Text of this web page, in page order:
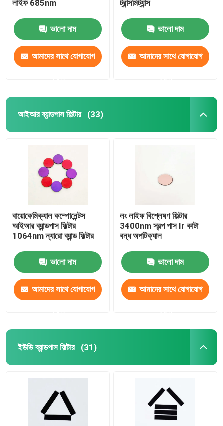
অ্যান্টি রিফ্লেকশন ফিল্টার
উচ্চ প্রতিফলক ফিল্ম
অ্যান্টি গ্লেয়ার গগলস
লাইফ 685nm
ভালো দাম
আমাদের সাথে যোগাযোগ
ট্রান্সমিট্যান্স
ভালো দাম
আমাদের সাথে যোগাযোগ
আইআর ব্যান্ডপাস ফিল্টার (33)
বায়োকেমিক্যাল কম্পোনেন্টস
আইআর ব্যান্ডপাস ফিল্টার
1064nm ন্যারো ব্যান্ড ফিল্টার
ভালো দাম
আমাদের সাথে যোগাযোগ
লং লাইফ বিশ্লেষণ ফিল্টার
3400nm স্বল্প পাস Ir কাটা
বন্ধ অপটিক্যাল
ভালো দাম
আমাদের সাথে যোগাযোগ
ইউভি ব্যান্ডপাস ফিল্টার (31)